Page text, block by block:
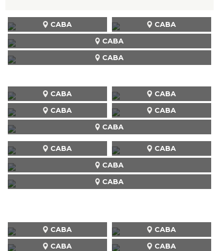
CABA
CABA CABA
CABA
CABA CABA
CABA
CABA CABA
CABA
CABA CABA
CABA
CABA
CABA
CABA
CABA